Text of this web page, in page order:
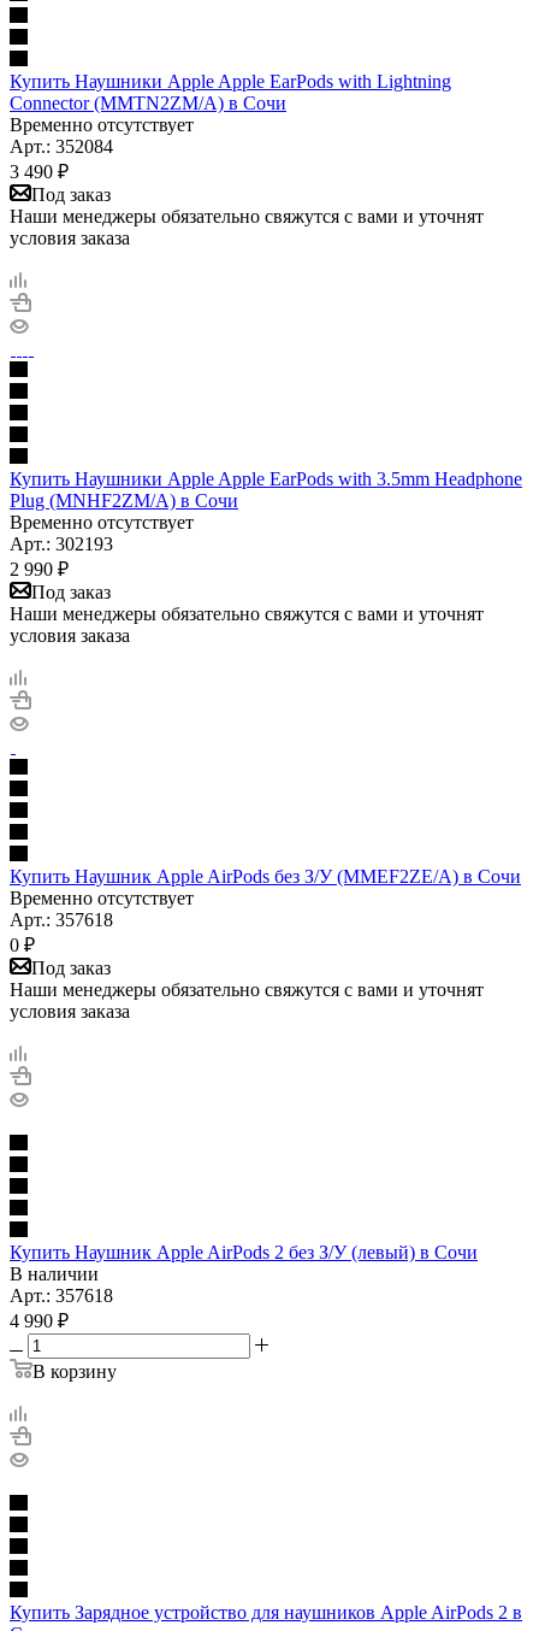
Купить Наушники Apple Apple EarPods with Lightning
Connector (MMTN2ZM/A) в Сочи
Временно отсутствует
Арт.: 352084
3 490 ₽
Под заказ
Наши менеджеры обязательно свяжутся с вами и уточнят
условия заказа
Купить Наушники Apple Apple EarPods with 3.5mm Headphone
Plug (MNHF2ZM/A) в Сочи
Временно отсутствует
Арт.: 302193
2 990 ₽
Под заказ
Наши менеджеры обязательно свяжутся с вами и уточнят
условия заказа
Купить Наушник Apple AirPods без З/У (MMEF2ZE/A) в Сочи
Временно отсутствует
Арт.: 357618
0 ₽
Под заказ
Наши менеджеры обязательно свяжутся с вами и уточнят
условия заказа
Купить Наушник Apple AirPods 2 без З/У (левый) в Сочи
В наличии
Арт.: 357618
4 990 ₽
В корзину
Купить Зарядное устройство для наушников Apple AirPods 2 в